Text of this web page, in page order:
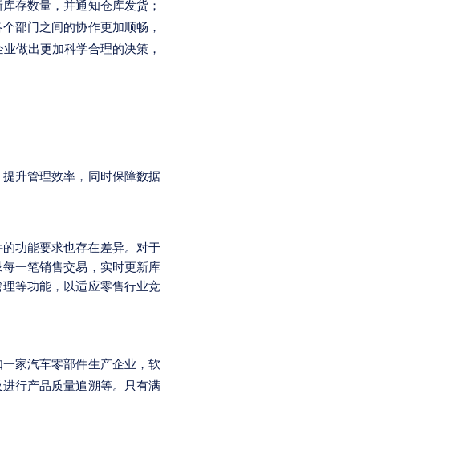
存数量，并通知仓库发货；
部门之间的协作更加顺畅，
做出更加科学合理的决策，
升管理效率，同时保障数据
功能要求也存在差异。对于
一笔销售交易，实时更新库
等功能，以适应零售行业竞
家汽车零部件生产企业，软
行产品质量追溯等。只有满